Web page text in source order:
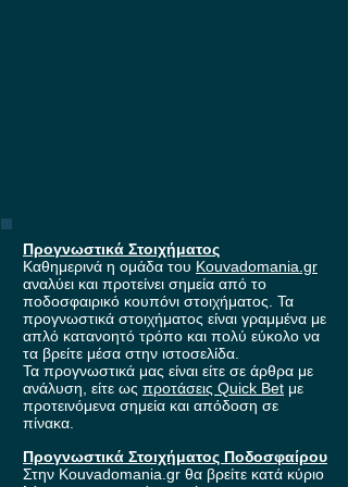
Προγνωστικά Στοιχήματος
Καθημερινά η ομάδα του Kouvadomania.gr
αναλύει και προτείνει σημεία από το
ποδοσφαιρικό κουπόνι στοιχήματος. Τα
προγνωστικά στοιχήματος είναι γραμμένα με
απλό κατανοητό τρόπο και πολύ εύκολο να
τα βρείτε μέσα στην ιστοσελίδα.
Τα προγνωστικά μας είναι είτε σε άρθρα με
ανάλυση, είτε ως προτάσεις Quick Bet με
προτεινόμενα σημεία και απόδοση σε
πίνακα.
Προγνωστικά Στοιχήματος Ποδοσφαίρου
Στην Kouvadomania.gr θα βρείτε κατά κύριο